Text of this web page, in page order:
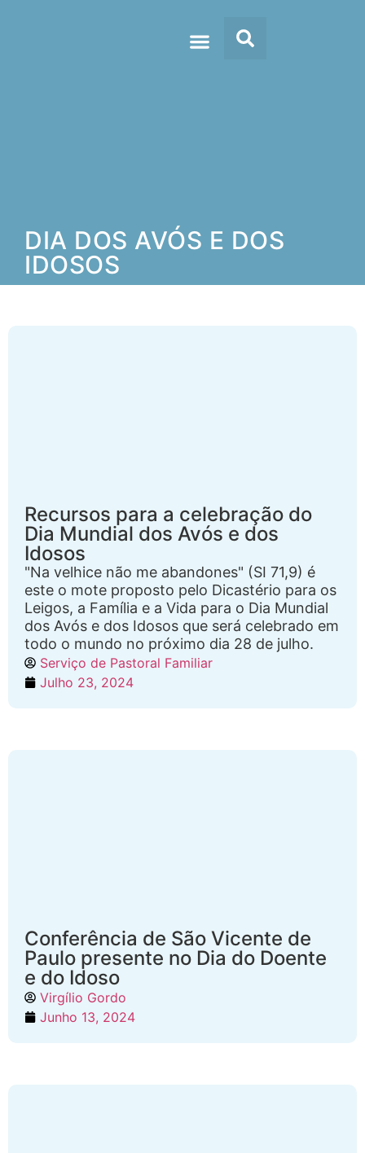
DIA DOS AVÓS E DOS
IDOSOS
Recursos para a celebração do
Dia Mundial dos Avós e dos
Idosos
"Na velhice não me abandones" (SI 71,9) é
este o mote proposto pelo Dicastério para os
Leigos, a Família e a Vida para o Dia Mundial
dos Avós e dos Idosos que será celebrado em
todo o mundo no próximo dia 28 de julho.
Serviço de Pastoral Familiar
Julho 23, 2024
Conferência de São Vicente de
Paulo presente no Dia do Doente
e do Idoso
Virgílio Gordo
Junho 13, 2024